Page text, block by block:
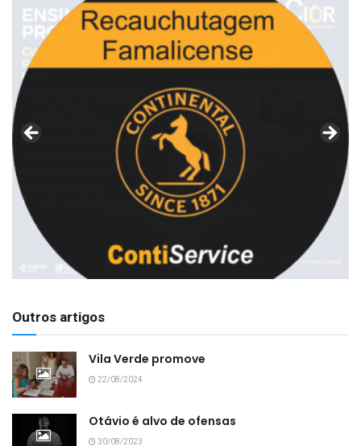
Outros artigos
Vila Verde promove
22/08/2024
Otávio é alvo de ofensas
30/08/2023